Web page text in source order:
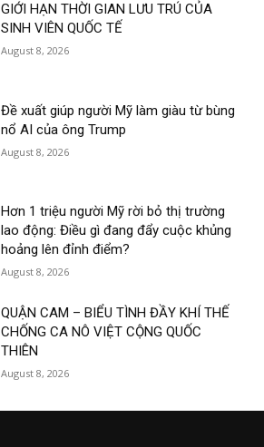
GIỚI HẠN THỜI GIAN LƯU TRÚ CỦA
SINH VIÊN QUỐC TẾ
August 8, 2026
Đề xuất giúp người Mỹ làm giàu từ bùng
nổ AI của ông Trump
August 8, 2026
Hơn 1 triệu người Mỹ rời bỏ thị trường
lao động: Điều gì đang đẩy cuộc khủng
hoảng lên đỉnh điểm?
August 8, 2026
QUẬN CAM – BIỂU TÌNH ĐẦY KHÍ THẾ
CHỐNG CA NÔ VIỆT CỘNG QUỐC
THIÊN
August 8, 2026